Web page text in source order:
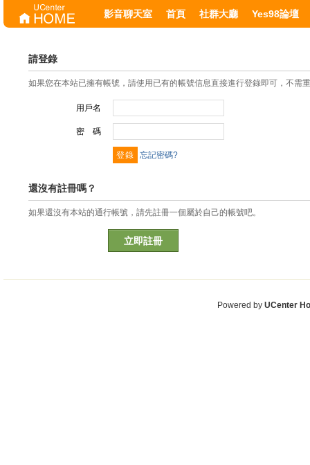
影音聊天室 首頁 社群大廳 Yes98論壇
請登錄
如果您在本站已擁有帳號，請使用已有的帳號信息直接進行登錄即可，不需
用戶名
密 碼
忘記密碼?
還沒有註冊嗎？
如果還沒有本站的通行帳號，請先註冊一個屬於自己的帳號吧。
立即註冊
Powered by UCenter